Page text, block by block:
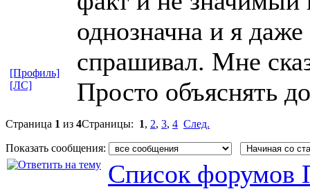
однозначна и я
спрашивал. Мне
Просто объяснять
[Профиль]
[ЛС]
Страница 1 из 4Страницы: 1, 2, 3, 4 След.
Показать сообщения:
Список форумов